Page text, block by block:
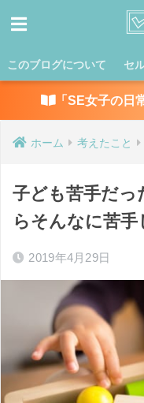
このブログについて セ
「SE女子の日
ホーム 考えたこと
子ども苦手だ
らそんなに苦
2019年4月29日